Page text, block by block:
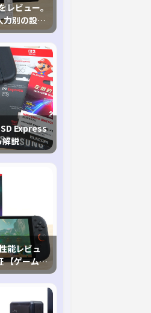
レビュー。
力別の設定
ングモニタ
Express
解説
能レビュ
【ゲームに
開く1台！】